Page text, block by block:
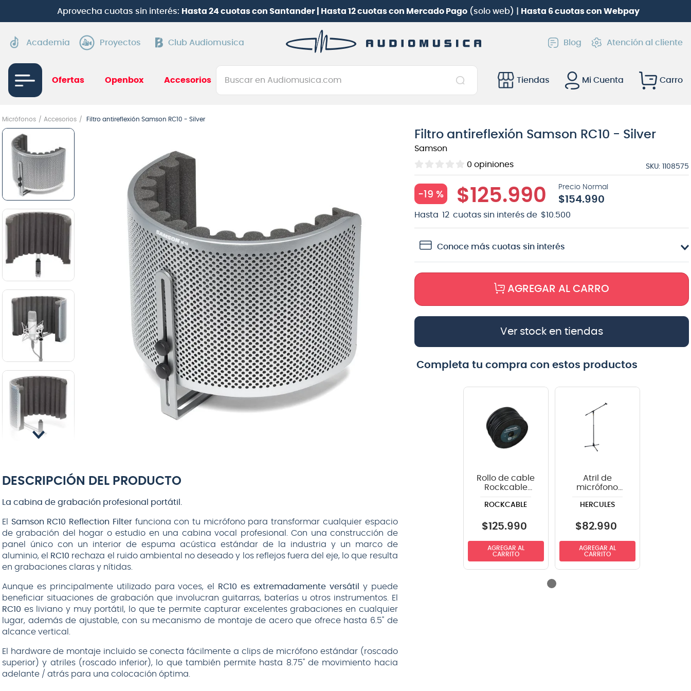
Aprovecha cuotas sin interés: Hasta 24 cuotas con Santander | Hasta 12 cuotas con Mercado Pago(solo web) | Hasta 6 cuotas con Webpay
Academia Proyectos Club Audiomusica Blog Atención al cliente
Ofertas Openbox Accesorios
Buscar en Audiomusica.com
Tiendas
Mi Cuenta
Micrófonos Accesorios Filtro antireflexión Samson RC10 - Silver
DESCRIPCIÓN DEL PRODUCTO
La cabina de grabación profesional portátil.
El Samson RC10 Reflection Filterfunciona con tu micrófono para transformar cualquier espacio
de grabación del hogar o estudio en una cabina vocal profesional. Con una construcción de
panel único con un interior de espuma acústica estándar de la industria y un marco de
aluminio, el
RC10 rechaza el ruido ambiental no deseado y los reflejos fuera del eje, lo que resulta
en grabaciones claras y nítidas.
Aunque es principalmente utilizado para voces, el RC10 es extremadamente versátil
y puede
beneficiar situaciones de grabación que involucran guitarras, baterías u otros instrumentos. El
RC10 es liviano y muy portátil, lo que te permite capturar excelentes grabaciones en cualquier
lugar, además de ajustable, con su mecanismo de montaje de acero que ofrece hasta 6.5" de
alcance vertical.
El hardware de montaje incluido se conecta fácilmente a clips de micrófono estándar (roscado
superior) y atriles (roscado inferior), lo que también permite hasta 8.75" de movimiento hacia
adelante / atrás para una colocación óptima.
Filtro antireflexión Samson RC10 - Silver
Samson
0 opiniones SKU: 1108575
- 19 % $125.990 $154.990
Hasta 12 cuotas sin interés de $10 500
Conoce más cuotas sin interés
AGREGAR AL CARRO
Ver stock en tiendas
Completa tu compra con estos productos
Rollo de cable
Rockcable
RCL10300D6 100
diámetro
ROCKCABLE
$125.990
AGREGAR AL
CARRITO
Atril de
micrófono
MS631B con
HERCULES
$82.990
AGREGAR AL
CARRITO
7.
teclado
micrófono
9.
bateria
10. violin